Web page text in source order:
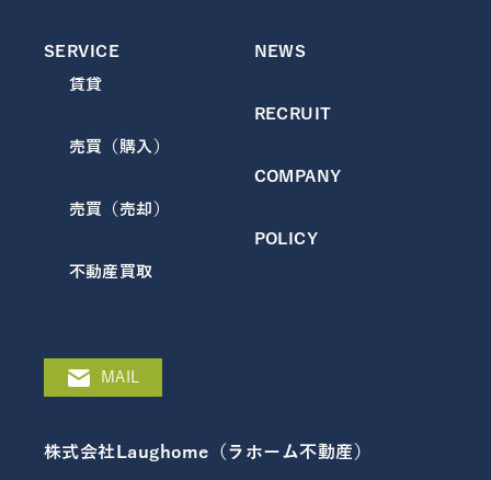
SERVICE
賃貸
売買（購入）
売買（売却）
不動産買取
NEWS
RECRUIT
COMPANY
POLICY
MAIL
株式会社Laughome（ラホーム不動産）